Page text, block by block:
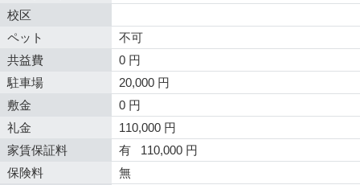
校区
ペット
不可
共益費
0 円
駐車場
20,000 円
敷金
0 円
礼金
110,000 円
家賃保証料
有 110,000 円
保険料
無